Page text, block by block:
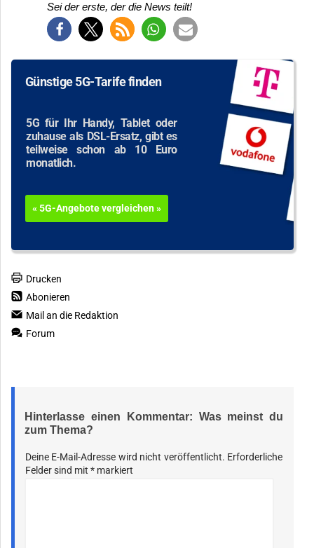
Sei der erste, der die News teilt!
Günstige 5G-Tarife finden
5G für Ihr Handy, Tablet oder
zuhause als DSL-Ersatz, gibt es
teilweise schon ab 10 Euro
monatlich.
« 5G-Angebote vergleichen »
Drucken
Abonieren
Mail an die Redaktion
Forum
Hinterlasse einen Kommentar: Was meinst du
zum Thema?
Deine E-Mail-Adresse wird nicht veröffentlicht. Erforderliche
Felder sind mit * markiert